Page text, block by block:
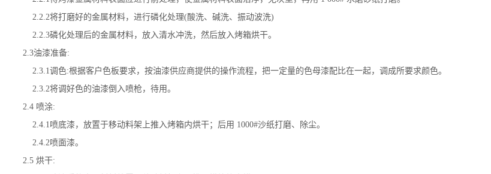
2.2.2将打磨好的金属材料，进行磷化处理(酸洗、碱洗、振动波洗)
2.2.3磷化处理后的金属材料，放入清水冲洗，然后放入烤箱烘干。
2.3油漆准备:
2.3.1调色:根据客户色板要求，按油漆供应商提供的操作流程，把一定量的色母漆配比在一起，调成所要求颜色。
2.3.2将调好色的油漆倒入喷枪，待用。
2.4 喷涂:
2.4.1喷底漆，放置于移动料架上推入烤箱内烘干；后用 1000#沙纸打磨、除尘。
2.4.2喷面漆。
2.5 烘干: